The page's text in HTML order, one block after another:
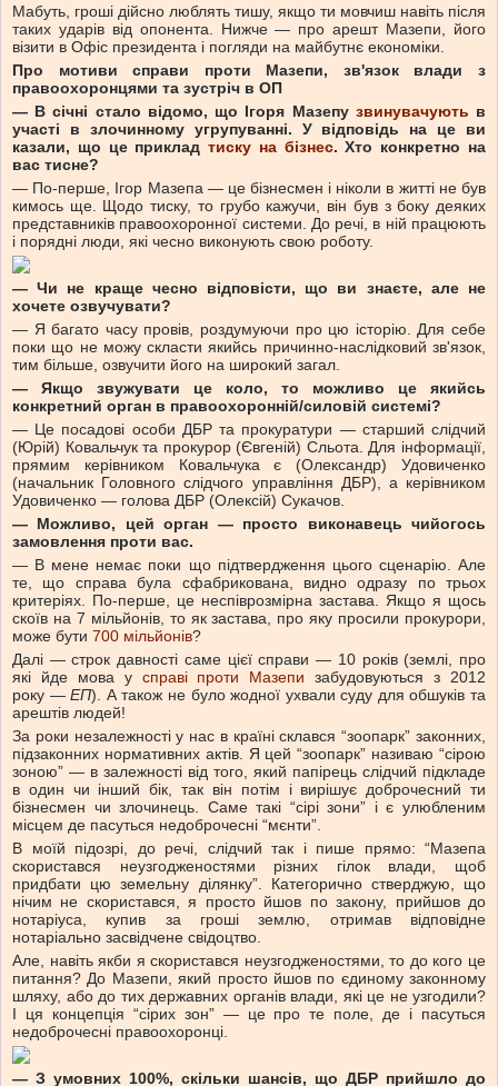
Мабуть, гроші дійсно люблять тишу, якщо ти мовчиш навіть після
таких ударів від опонента. Нижче — про арешт Мазепи, його
візити в Офіс президента і погляди на майбутнє економіки.
Про мотиви справи проти Мазепи, зв'язок влади з
правоохоронцями та зустріч в ОП
— В січні стало відомо, що Ігоря Мазепу звинувачують в
участі в злочинному угрупуванні. У відповідь на це ви
казали, що це прикладтиску на бізнес. Хто конкретно на
вас тисне?
— По-перше, Ігор Мазепа — це бізнесмен і ніколи в житті не був
кимось ще. Щодо тиску, то грубо кажучи, він був з боку деяких
представників правоохоронної системи. До речі, в ній працюють
і порядні люди, які чесно виконують свою роботу.
—Чи не краще чесно відповісти, що ви знаєте, але не
хочете озвучувати?
— Я багато часу провів, роздумуючи про цю історію. Для себе
поки що не можу скласти якийсь причинно-наслідковий зв'язок,
тим більше, озвучити його на широкий загал.
— Якщо звужувати це коло, то можливо це якийсь
конкретний орган в правоохоронній/силовій системі?
— Це посадові особи ДБР та прокуратури — старший слідчий
(Юрій) Ковальчук та прокурор (Євгеній) Сльота. Для інформації,
прямим керівником Ковальчука є (Олександр) Удовиченко
(начальник Головного слідчого управління ДБР), а керівником
Удовиченко — голова ДБР (Олексій) Сукачов.
— Можливо, цей орган — просто виконавець чийогось
замовлення проти вас.
— В мене немає поки що підтвердження цього сценарію. Але
те, що справа була сфабрикована, видно одразу по трьох
критеріях. По-перше, це неспіврозмірна застава. Якщо я щось
скоїв на 7 мільйонів, то як застава, про яку просили прокурори,
може бути 700 мільйонів?
Далі — строк давності саме цієї справи — 10 років (землі, про
які йде мова у справі проти Мазепи забудовуються з 2012
року — ЕП). А також не було жодної ухвали суду для обшуків та
арештів людей!
За роки незалежності у нас в країні склався “зоопарк” законних,
підзаконних нормативних актів. Я цей “зоопарк” називаю “сірою
зоною” — в залежності від того, який папірець слідчий підкладе
в один чи інший бік, так він потім і вирішує доброчесний ти
бізнесмен чи злочинець. Саме такі “сірі зони” і є улюбленим
місцем де пасуться недоброчесні “мєнти”.
В моїй підозрі, до речі, слідчий так і пише прямо: “Мазепа
скористався неузгодженостями різних гілок влади, щоб
придбати цю земельну ділянку”. Категорично стверджую, що
нічим не скористався, я просто йшов по закону, прийшов до
нотаріуса, купив за гроші землю, отримав відповідне
нотаріально засвідчене свідоцтво.
Але, навіть якби я скористався неузгодженостями, то до кого це
питання? До Мазепи, який просто йшов по єдиному законному
шляху, або до тих державних органів влади, які це не узгодили?
І ця концепція “сірих зон” — це про те поле, де і пасуться
недоброчесні правоохоронці.
— З умовних 100%, скільки шансів, що ДБР прийшло до